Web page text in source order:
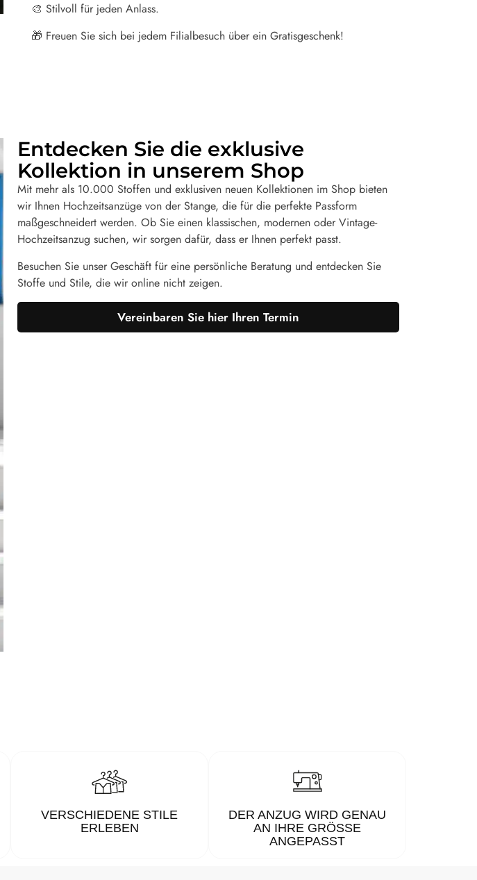
🎨 Stilvoll für jeden Anlass.
🎁 Freuen Sie sich bei jedem Filialbesuch über ein Gratisgeschenk!
Entdecken Sie die exklusive
Kollektion in unserem Shop
Mit mehr als 10.000 Stoffen und exklusiven neuen Kollektionen im Shop bieten
wir Ihnen Hochzeitsanzüge von der Stange, die für die perfekte Passform
maßgeschneidert werden. Ob Sie einen klassischen, modernen oder Vintage-
Hochzeitsanzug suchen, wir sorgen dafür, dass er Ihnen perfekt passt.
Besuchen Sie unser Geschäft für eine persönliche Beratung und entdecken Sie
Stoffe und Stile, die wir online nicht zeigen.
Vereinbaren Sie hier Ihren Termin
VERSCHIEDENE STILE
ERLEBEN
DER ANZUG WIRD GENAU
AN IHRE GRÖSSE A
NGEPASST